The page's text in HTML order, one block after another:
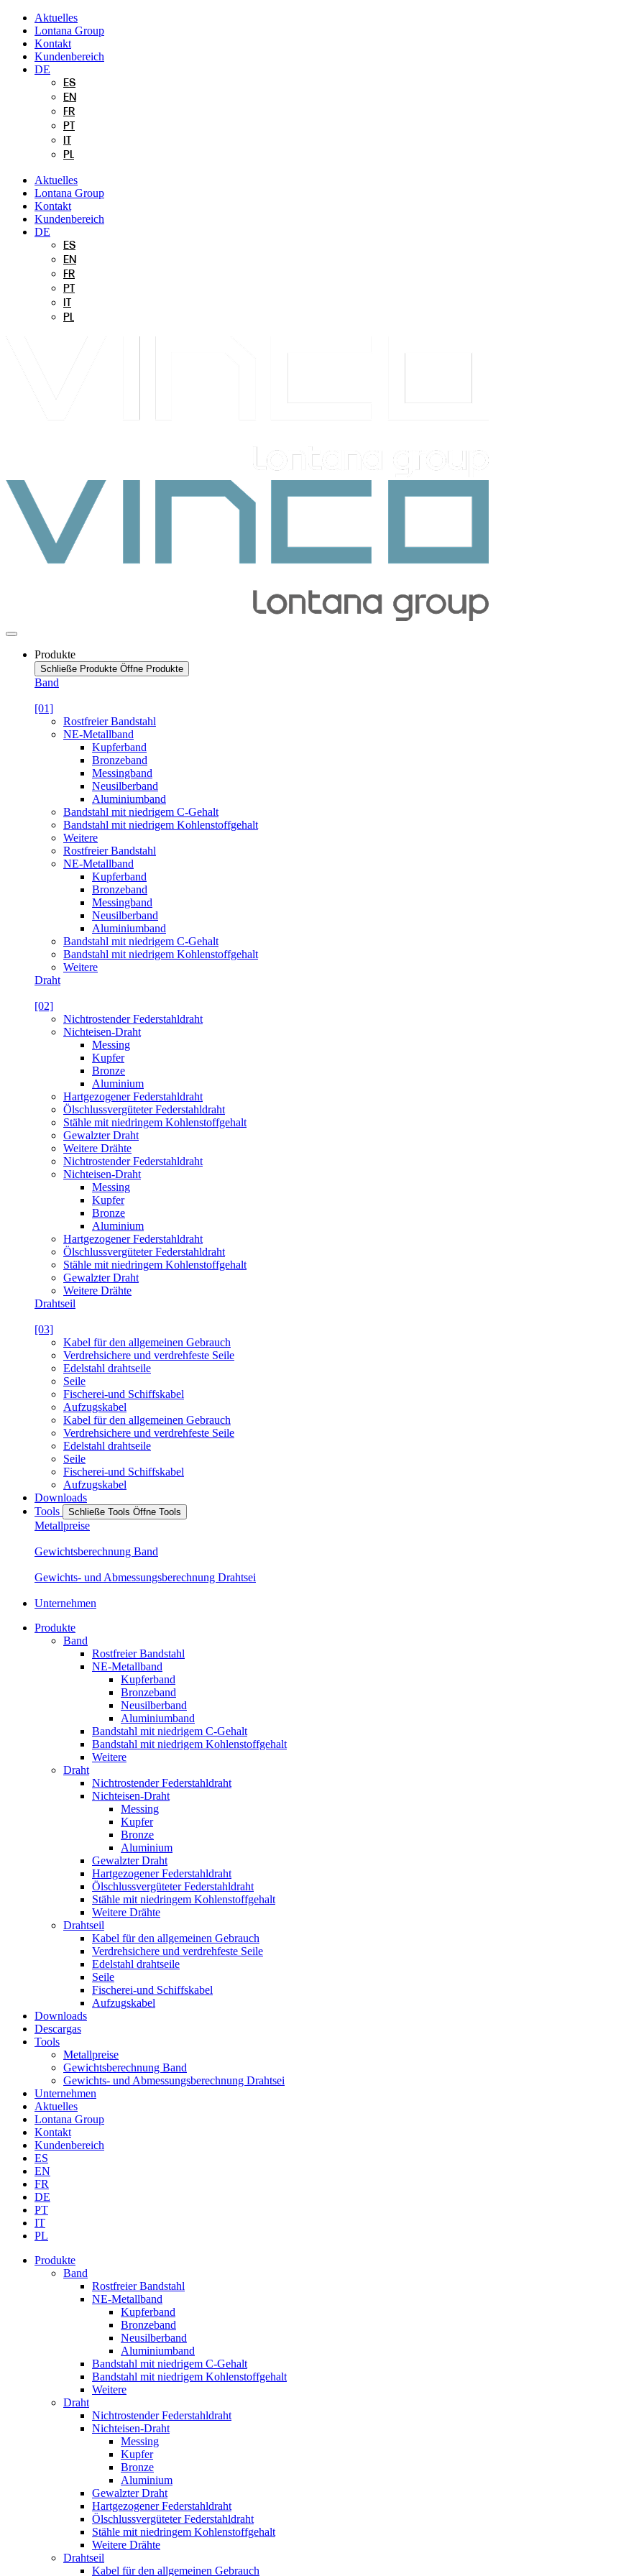
Zum
Inhalt
springen
Aktuelles
Lontana Group
Kontakt
Kundenbereich
DE
ES
EN
FR
PT
PL
Aktuelles
Lontana Group
Kontakt
Kundenbereich
DE
ES
EN
FR
PT
PL
Produkte
Schließe Produkte Öffne Produkte
Band
[01]
Rostfreier Bandstahl
NE-Metallband
Kupferband
Bronzeband
Messingband
Neusilberband
Aluminiumband
Bandstahl mit niedrigem C-Gehalt
Bandstahl mit niedrigem Kohlenstoffgehalt
Weitere
Rostfreier Bandstahl
NE-Metallband
Kupferband
Bronzeband
Messingband
Neusilberband
Aluminiumband
Bandstahl mit niedrigem C-Gehalt
Bandstahl mit niedrigem Kohlenstoffgehalt
Weitere
Draht
[02]
Nichtrostender Federstahldraht
Nichteisen-Draht
Messing
Kupfer
Bronze
Aluminium
Hartgezogener Federstahldraht
Ölschlussvergüteter Federstahldraht
Stähle mit niedringem Kohlenstoffgehalt
Gewalzter Draht
Weitere Drähte
Nichtrostender Federstahldraht
Nichteisen-Draht
Messing
Kupfer
Bronze
Aluminium
Hartgezogener Federstahldraht
Ölschlussvergüteter Federstahldraht
Stähle mit niedringem Kohlenstoffgehalt
Gewalzter Draht
Weitere Drähte
Drahtseil
[03]
Kabel für den allgemeinen Gebrauch
Verdrehsichere und verdrehfeste Seile
Edelstahl drahtseile
Seile
Fischerei-und Schiffskabel
Aufzugskabel
Kabel für den allgemeinen Gebrauch
Verdrehsichere und verdrehfeste Seile
Edelstahl drahtseile
Seile
Fischerei-und Schiffskabel
Aufzugskabel
Downloads
Tools
Schließe Tools Öffne Tools
Metallpreise
Gewichtsberechnung Band
Gewichts- und Abmessungsberechnung Drahtsei
Unternehmen
Produkte
Band
Rostfreier Bandstahl
NE-Metallband
Kupferband
Bronzeband
Neusilberband
Aluminiumband
Bandstahl mit niedrigem C-Gehalt
Bandstahl mit niedrigem Kohlenstoffgehalt
Weitere
Draht
Nichtrostender Federstahldraht
Nichteisen-Draht
Messing
Kupfer
Bronze
Aluminium
Gewalzter Draht
Hartgezogener Federstahldraht
Ölschlussvergüteter Federstahldraht
Stähle mit niedringem Kohlenstoffgehalt
Weitere Drähte
Drahtseil
Kabel für den allgemeinen Gebrauch
Verdrehsichere und verdrehfeste Seile
Edelstahl drahtseile
Seile
Fischerei-und Schiffskabel
Aufzugskabel
Downloads
Descargas
Tools
Metallpreise
Gewichtsberechnung Band
Gewichts- und Abmessungsberechnung Drahtsei
Unternehmen
Aktuelles
Lontana Group
Kontakt
Kundenbereich
ES
EN
FR
DE
PT
IT
PL
Produkte
Band
Rostfreier Bandstahl
NE-Metallband
Kupferband
Bronzeband
Neusilberband
Aluminiumband
Bandstahl mit niedrigem C-Gehalt
Bandstahl mit niedrigem Kohlenstoffgehalt
Weitere
Draht
Nichtrostender Federstahldraht
Nichteisen-Draht
Messing
Kupfer
Bronze
Aluminium
Gewalzter Draht
Hartgezogener Federstahldraht
Ölschlussvergüteter Federstahldraht
Stähle mit niedringem Kohlenstoffgehalt
Weitere Drähte
Drahtseil
Kabel für den allgemeinen Gebrauch